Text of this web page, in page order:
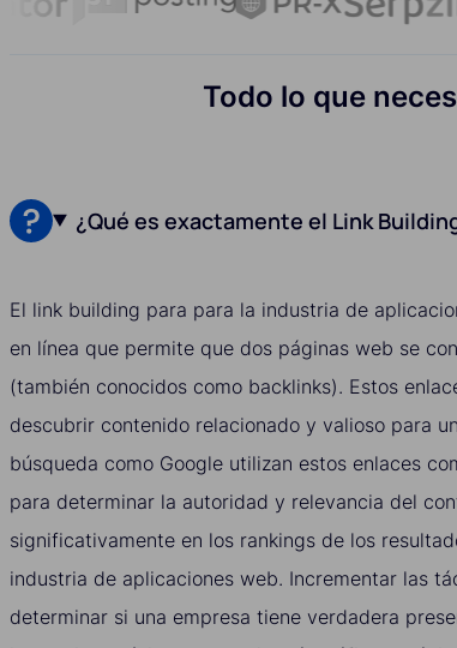
Todo lo que
¿Qué es exactamente el Link
El link building para para la industria de
en línea que permite que dos páginas web se
(también conocidos como backlinks). Estos
descubrir contenido relacionado y valioso para
búsqueda como Google utilizan estos enlaces
para determinar la autoridad y relevancia del
significativamente en los rankings de los
industria de aplicaciones web. Incrementar las
determinar si una empresa tiene verdadera